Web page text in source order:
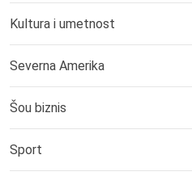
Kultura i umetnost
Severna Amerika
Šou biznis
Sport